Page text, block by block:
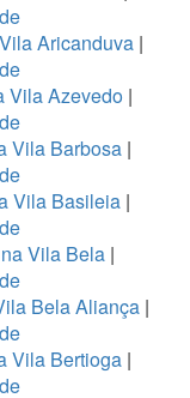
Aricanduva |
Vila Azevedo |
Vila Barbosa|
Vila Basileia|
Vila Bela |
Bela Aliança |
Vila Bertioga|